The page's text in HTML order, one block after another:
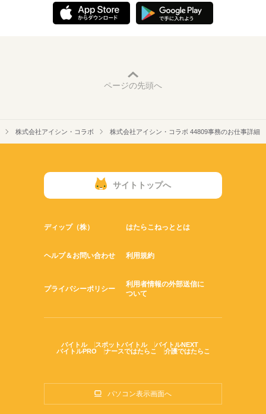
ページの先頭へ
株式会社アイシン・コラボ 株式会社アイシン・コラボ 44809事務のお仕事詳細
サイトトップへ
ディップ（株） はたらこねっととは
ヘルプ＆お問い合わせ 利用規約
プライバシーポリシー
利用者情報の外部送信に
ついて
バイトル スポットバイトル
バイトルNEXT
バイトルPRO
ナースではたらこ 介護ではたらこ
パソコン表示画面へ